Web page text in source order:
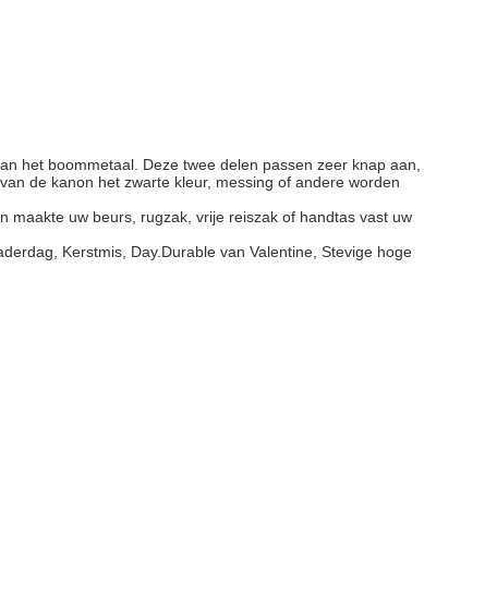
het boommetaal. Deze twee delen passen zeer knap aan,
de kanon het zwarte kleur, messing of andere worden
maakte uw beurs, rugzak, vrije reiszak of handtas vast uw
Kerstmis, Day.Durable van Valentine, Stevige hoge